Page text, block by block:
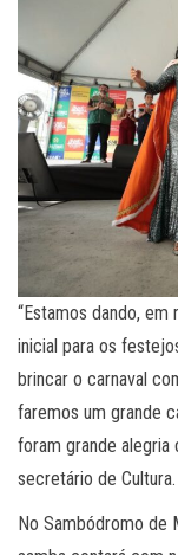
“Estamos dando,
inicial para os
brincar o carnaval
faremos um grande
foram grande alegria
secretário de Cultura.
No Sambódromo de